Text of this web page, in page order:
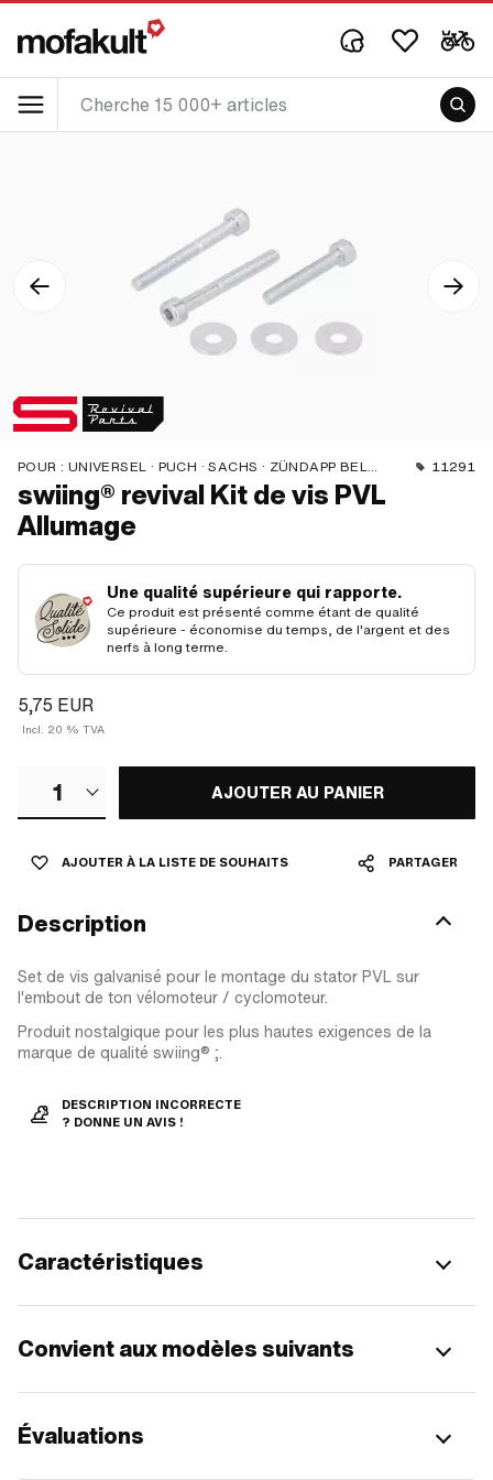
POUR : UNIVERSEL · PUCH · SACHS · ZÜNDAPP BELMONDO 11291
swiing® revival Kit de vis PVL
Allumage
Une qualité supérieure qui rapporte.
Ce produit est présenté comme étant de qualité
supérieure - économise du temps, de l'argent et des
nerfs à long terme.
5,75 EUR
Incl. 20 % TVA
1 AJOUTER AU PANIER
AJOUTER À LA LISTE DE SOUHAITS PARTAGER
Description
Set de vis galvanisé pour le montage du stator PVL sur
l'embout de ton vélomoteur / cyclomoteur.
Produit nostalgique pour les plus hautes exigences de la
marque de qualité swiing® ;.
DESCRIPTION INCORRECTE
? DONNE UN AVIS !
Caractéristiques
Convient aux modèles suivants
Évaluations